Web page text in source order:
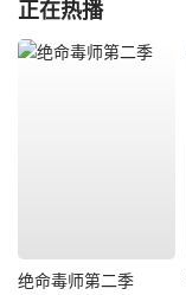
正在热播
绝命毒师第二季